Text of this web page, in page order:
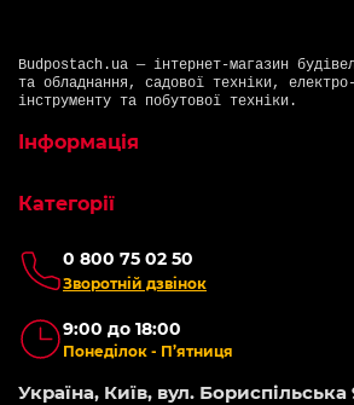
Budpostach.ua — інтернет-магазин
та обладнання, садової техніки,
інструменту та побутової техніки.
0 800 75 02 50
Зворотній дзвінок
9:00 до 18:00
Понеділок - П’ятниця
Україна, Київ, вул.
Інформація
Категорії